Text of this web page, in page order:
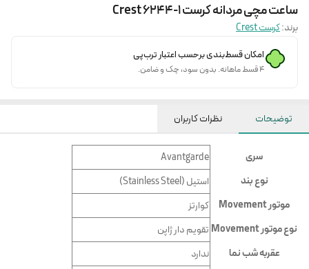
ساعت مچی مردانه کرست Crest 6244-1
برند:کرست Crest
امکان قسط‌بندی برحسب اعتبار ترب‌پی
۴ قسط ماهانه. بدون سود، چک و ضامن.
توضیحات نظرات کاربران
سری
Avantgarde
نوع بند
استیل (Stainless Steel)
موتور Movement
کوارتز
نوع موتور Movement
تقویم دار ژاپن
عقربه شب نما
ندارد